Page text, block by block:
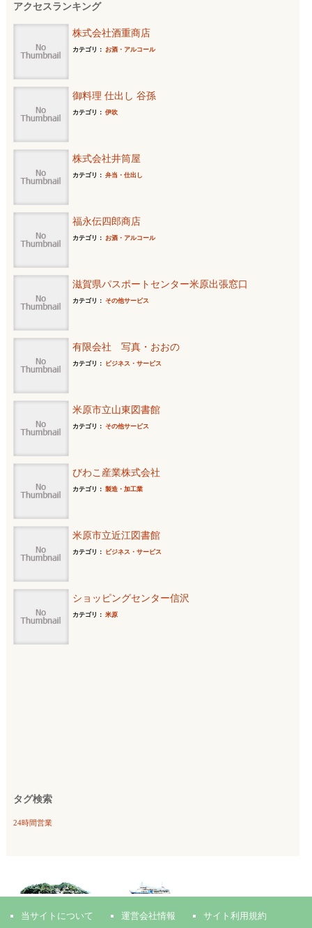
アクセスランキング
株式会社酒重商店
カテゴリ： お酒・アルコール
御料理 仕出し 谷孫
カテゴリ： 伊吹
株式会社井筒屋
カテゴリ： 弁当・仕出し
福永伝四郎商店
カテゴリ： お酒・アルコール
滋賀県パスポートセンター米原出張窓口
カテゴリ： その他サービス
有限会社 写真・おおの
カテゴリ： ビジネス・サービス
米原市立山東図書館
カテゴリ： その他サービス
びわこ産業株式会社
カテゴリ： 製造・加工業
米原市立近江図書館
カテゴリ： ビジネス・サービス
ショッピングセンター信沢
カテゴリ： 米原
タグ検索
24時間営業
当サイトについて 運営会社情報 サイト利用規約